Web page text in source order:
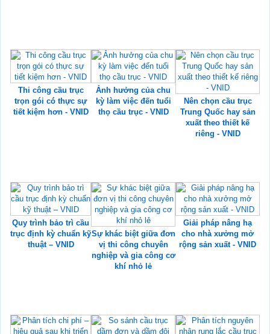
Thi công cầu trục
trọn gói có thực sự
tiết kiệm hơn - VNID
Ảnh hưởng của chu
kỳ làm việc đến tuổi
thọ cầu trục - VNID
Nên chọn cầu trục
Trung Quốc hay sản
xuất theo thiết kế
riêng - VNID
Quy trình bảo trì cầu
trục định kỳ chuẩn kỹ
thuật – VNID
Sự khác biệt giữa đơn
vị thi công chuyên
nghiệp và gia công cơ
khí nhỏ lẻ
Giải pháp nâng hạ
cho nhà xưởng mở
rộng sản xuất - VNID